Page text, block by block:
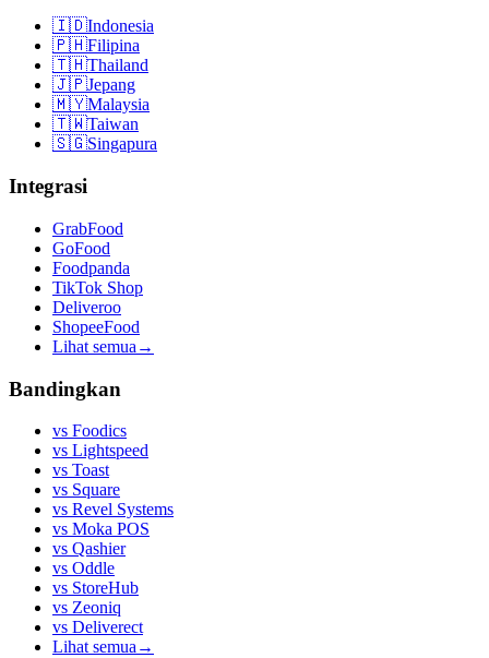
🇮🇩Indonesia
🇵🇭Filipina
🇹🇭Thailand
🇯🇵Jepang
🇲🇾Malaysia
🇹🇼Taiwan
🇸🇬Singapura
Integrasi
GrabFood
GoFood
Foodpanda
TikTok Shop
Deliveroo
ShopeeFood
Lihat semua →
Bandingkan
vs Foodics
vs Lightspeed
vs Toast
vs Square
vs Revel Systems
vs Moka POS
vs Qashier
vs Oddle
vs StoreHub
vs Zeoniq
vs Deliverect
Lihat semua →